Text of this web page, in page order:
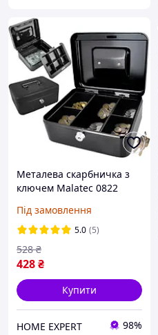
Металева скарбничка з
ключем Malatec 0822
Під замовлення
5.0 (5)
428₴
528 ₴
Купити
HOME EXPERT 98%